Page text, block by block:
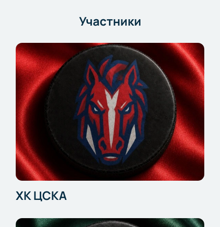
гарантированно попасть на зрелищный матч, чтобы
КХЛ.
Участники
ХК ЦСКА